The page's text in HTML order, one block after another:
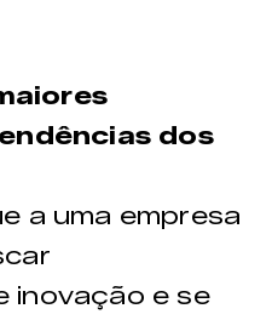
dos
a uma empresa
inovação e se